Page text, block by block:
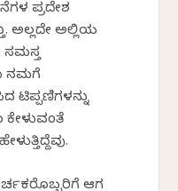
ಪ್ರದೇಶ
ಅಲ್ಲದೇ ಅಲ್ಲಿಯ
ಸಮಸ್ತ
ನಮಗೆ
ಟಿಪ್ಪಣಿಗಳನ್ನು
ಕೇಳುವಂತೆ
ಆಗ